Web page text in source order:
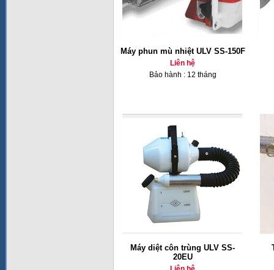
Máy phun mù nhiệt ULV SS-150F
Liên hệ
Bảo hành : 12 tháng
Máy diệt côn trùng ULV SS-
20EU